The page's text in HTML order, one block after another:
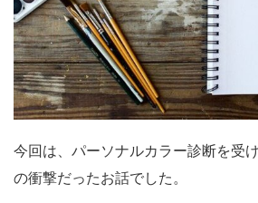
今回は、パーソナルカラー診断を受
の衝撃だったお話でした。